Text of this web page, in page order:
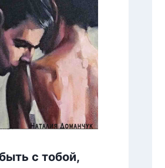
с тобой,